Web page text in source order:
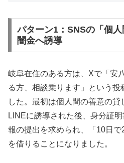
パターン1：SNSの「個
闇金へ誘導
岐阜在住のある方は、Xで「安
る方、相談乗ります」という投
した。最初は個人間の善意の貸
LINEに誘導された後、身分証
報の提出を求められ、「10日
を借りることになりました。